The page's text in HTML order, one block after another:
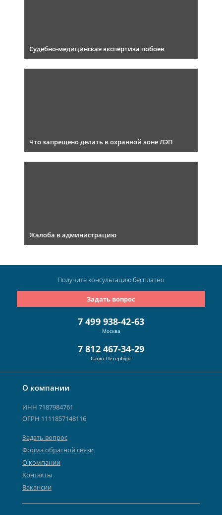
Судебно-медицинская экспертиза побоев
Что запрещено делать в охранной зоне ЛЭП
Жалоба в администрацию
О компании
ИНН 7187984761
ОГРН 1111857148116
Задать вопрос
Форма обратной связи
О компании
Контакты
Вакансии
7 499 938-42-63
Москва
7 812 467-34-29
Санкт-Петербург
Задать вопрос
Получите консультациюбесплатно